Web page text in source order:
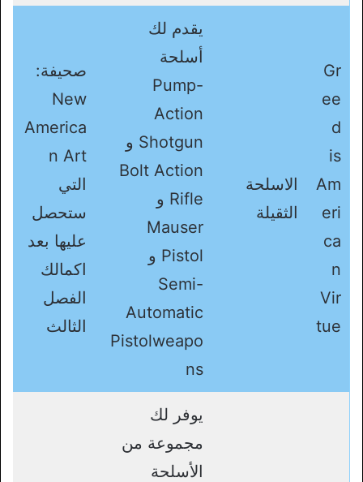
Gr
ee
d
is
Am
eri
ca
n
Vir
tue
الاسلحة
الثقيلة
يقدم لك
أسلحة
Pump-
Action
Shotgun و
Bolt Action
Rifle و
Mauser
Pistol و
Semi-
Automatic
Pistolweapo
ns
صحيفة:
New
America
n Art
التي
ستحصل
عليها بعد
اكمالك
الفصل
الثالث
يوفر لك
مجموعة من
الأسلحة